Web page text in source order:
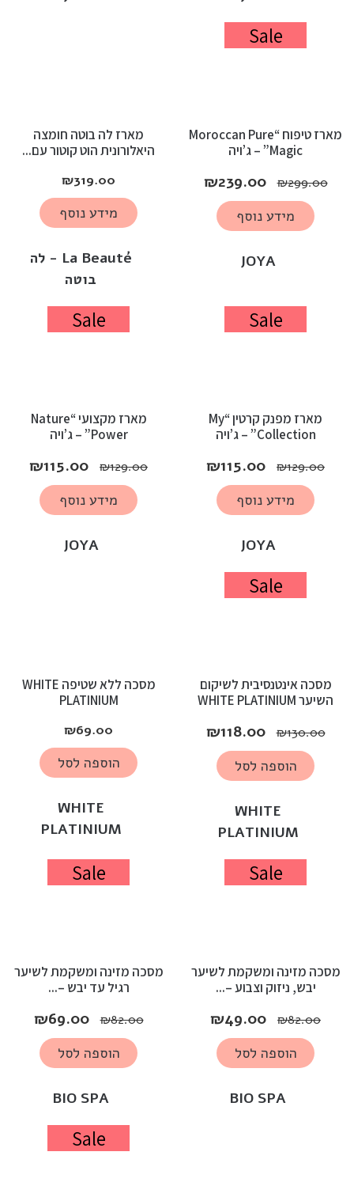
Sale
JOYA
מארז טיפוח “Moroccan Pure
Magic” – ג’ויה
₪299.00
₪239.00
מידע נוסף
La Beauté - לה
בוטה
מארז לה בוטה חומצה
היאלורונית הוט קוטור עם...
₪319.00
מידע נוסף
Sale
JOYA
מארז מפנק קרטין “My
Collection” – ג’ויה
₪129.00
₪115.00
מידע נוסף
Sale
JOYA
מארז מקצועי “Nature
Power” – ג’ויה
₪129.00
₪115.00
מידע נוסף
Sale
WHITE
PLATINIUM
מסכה אינטנסיבית לשיקום
השיער WHITE PLATINIUM
₪130.00
₪118.00
הוספה לסל
WHITE
PLATINIUM
מסכה ללא שטיפה WHITE
PLATINIUM
₪69.00
הוספה לסל
Sale
BIO SPA
מסכה מזינה ומשקמת לשיער
יבש, ניזוק וצבוע –...
₪82.00
₪49.00
הוספה לסל
Sale
BIO SPA
מסכה מזינה ומשקמת לשיער
רגיל עד יבש –...
₪82.00
₪69.00
הוספה לסל
Sale